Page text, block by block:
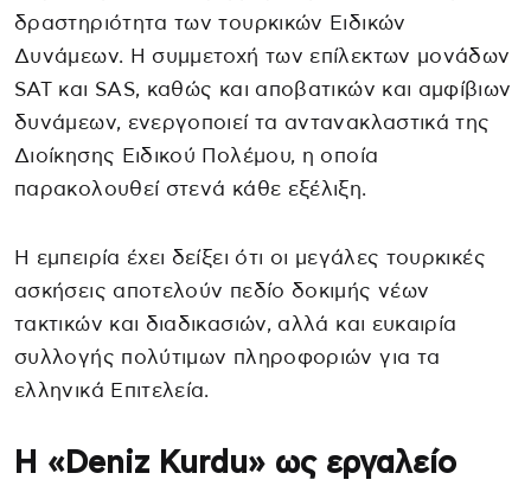
δραστηριότητα των τουρκικών Ειδικών
Δυνάμεων. Η συμμετοχή των επίλεκτων μονάδων
SAT και SAS, καθώς και αποβατικών και αμφίβιων
δυνάμεων, ενεργοποιεί τα αντανακλαστικά της
Διοίκησης Ειδικού Πολέμου, η οποία
παρακολουθεί στενά κάθε εξέλιξη.
Η εμπειρία έχει δείξει ότι οι μεγάλες τουρκικές
ασκήσεις αποτελούν πεδίο δοκιμής νέων
τακτικών και διαδικασιών, αλλά και ευκαιρία
συλλογής πολύτιμων πληροφοριών για τα
ελληνικά Επιτελεία.
Η «Deniz Kurdu» ως εργαλείο